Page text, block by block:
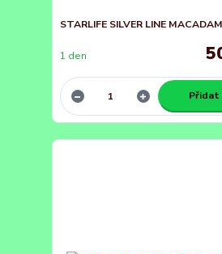
STARLIFE SILVER LINE
1 den
Přidat